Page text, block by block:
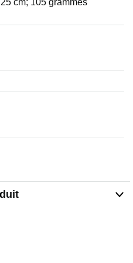
cm; 105 grammes
client :
d'Amazon :
premiers en Livres